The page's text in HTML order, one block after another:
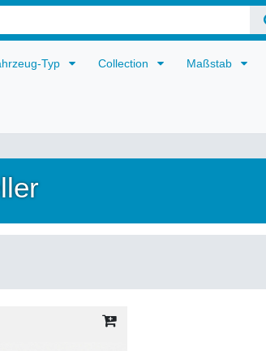
Typ Collection Maßstab